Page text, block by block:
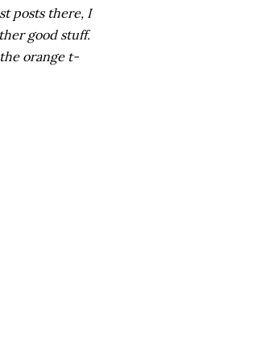
posts there, I
good stuff.
orange t-